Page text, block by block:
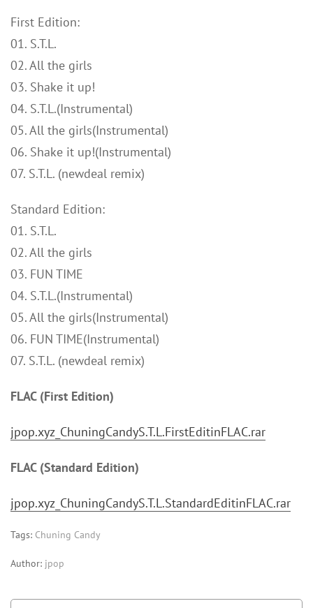
First Edition:
01. S.T.L.
02. All the girls
03. Shake it up!
04. S.T.L.(Instrumental)
05. All the girls(Instrumental)
06. Shake it up!(Instrumental)
07. S.T.L. (newdeal remix)
Standard Edition:
01. S.T.L.
02. All the girls
03. FUN TIME
04. S.T.L.(Instrumental)
05. All the girls(Instrumental)
06. FUN TIME(Instrumental)
07. S.T.L. (newdeal remix)
FLAC (First Edition)
jpop.xyz_ChuningCandyS.T.L.FirstEditinFLAC.rar
FLAC (Standard Edition)
jpop.xyz_ChuningCandyS.T.L.StandardEditinFLAC.rar
Tags: Chuning Candy
Author: jpop